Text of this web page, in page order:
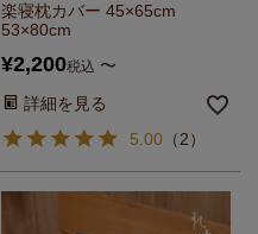
楽寝枕カバー 45×65cm
53×80cm
¥2,200税込 〜
詳細を見る
5.00 （2）